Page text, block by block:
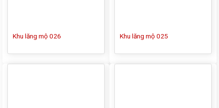
Khu lăng mộ 026 Khu lăng mộ 025